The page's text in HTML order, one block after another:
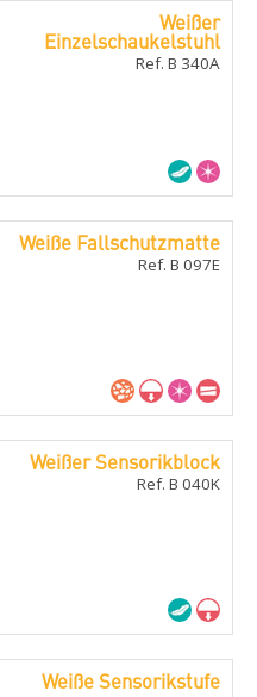
Weißer
Einzelschaukelstuhl
Ref. B 340A
Weiße Fallschutzmatte
Ref. B 097E
Weißer Sensorikblock
Ref. B 040K
Weiße Sensorikstufe